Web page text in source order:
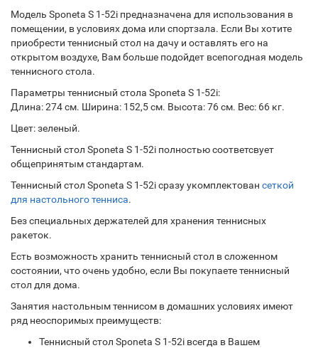
Модель Sponeta S 1-52i предназначена для использования в
помещении, в условиях дома или спортзала. Если Вы хотите
приобрести теннисный стол на дачу и оставлять его на
открытом воздухе, Вам больше подойдет всепогодная модель
теннисного стола.
Параметры теннисный стола Sponeta S 1-52i:
Длина: 274 см. Ширина: 152,5 см. Высота: 76 см. Вес: 66 кг.
Цвет: зеленый.
Теннисный стол Sponeta S 1-52i полностью соответсвует
общепринятым стандартам.
Теннисный стол Sponeta S 1-52i сразу укомплектован сеткой
для настольного тенниса.
Без специальных держателей для хранения теннисных
ракеток.
Есть возможность хранить теннисный стол в сложенном
состоянии, что очень удобно, если Вы покупаете теннисный
стол для дома.
Занятия настольным теннисом в домашних условиях имеют
ряд неоспоримых преимуществ:
Теннисный стол Sponeta S 1-52i всегда в Вашем